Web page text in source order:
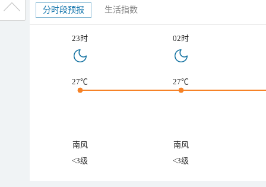
分时段预报 生活指数
23时 02时
27℃ 27℃
南风
南风
<3级
<3级